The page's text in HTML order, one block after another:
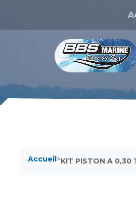
Accueil>KIT PISTON A 0,30